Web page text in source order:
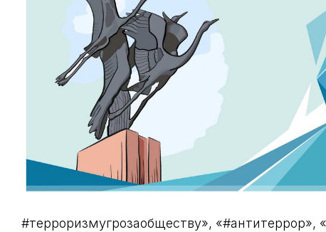
#терроризмугрозаобществу», «#антитеррор»,